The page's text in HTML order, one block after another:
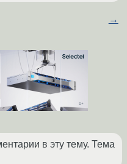
→
в эту тему. Тема